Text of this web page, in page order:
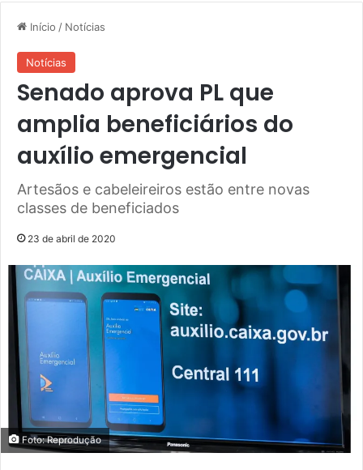
Início / Notícias
Notícias
Senado aprova PL que
amplia beneficiários do
auxílio emergencial
Artesãos e cabeleireiros estão entre novas
classes de beneficiados
23 de abril de 2020
Foto: Reprodução